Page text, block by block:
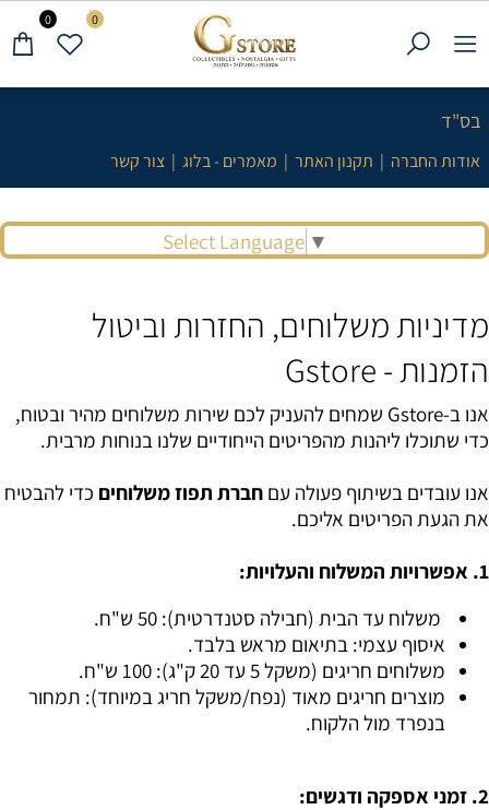
בס"ד
אודות החברה | תקנון האתר | מאמרים - בלוג | צור קשר
Select Language ▼
0 0
מדיניות משלוחים, החזרות וביטול
הזמנות - Gstore
אנו ב-Gstore שמחים להעניק לכם שירות משלוחים מהיר ובטוח,
כדי שתוכלו ליהנות מהפריטים הייחודיים שלנו בנוחות מרבית.
אנו עובדים בשיתוף פעולה עם חברת תפוז משלוחים כדי להבטיח
את הגעת הפריטים אליכם.
1. אפשרויות המשלוח והעלויות:
משלוח עד הבית (חבילה סטנדרטית): 50 ש"ח.
איסוף עצמי: בתיאום מראש בלבד.
משלוחים חריגים (משקל 5 עד 20 ק"ג): 100 ש"ח.
מוצרים חריגים מאוד (נפח/משקל חריג במיוחד): תמחור
בנפרד מול הלקוח.
2. זמני אספקה ודגשים: